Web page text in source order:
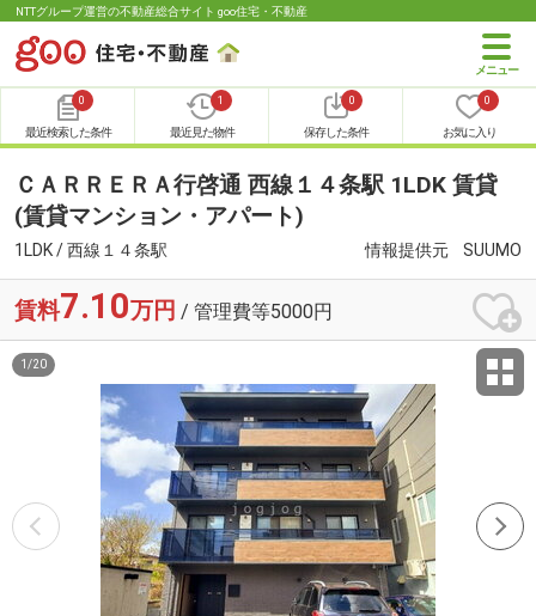
NTTグループ運営の不動産総合サイト goo住宅・不動産
0
最近検索した条件
1
最近見た物件
0
保存した条件
0
お気に入り
ＣＡＲＲＥＲＡ行啓通 西線１４条駅 1LDK 賃貸
(賃貸マンション・アパート)
1LDK / 西線１４条駅 情報提供元 SUUMO
賃料7.10万円 / 管理費等5000円
1 /20